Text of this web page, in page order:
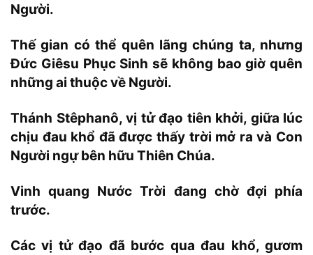
Người.
Thế gian có thể quên lãng chúng ta, nhưng
Đức Giêsu Phục Sinh sẽ không bao giờ quên
những ai thuộc về Người.
Thánh Stêphanô, vị tử đạo tiên khởi, giữa lúc
chịu đau khổ đã được thấy trời mở ra và Con
Người ngự bên hữu Thiên Chúa.
Vinh quang Nước Trời đang chờ đợi phía
trước.
Các vị tử đạo đã bước qua đau khổ, gươm